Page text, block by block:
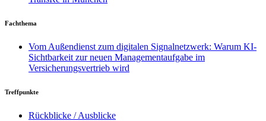
Fachthema
Vom Außendienst zum digitalen Signalnetzwerk: Warum KI-
Sichtbarkeit zur neuen Managementaufgabe im
Versicherungsvertrieb wird
Treffpunkte
Rückblicke / Ausblicke